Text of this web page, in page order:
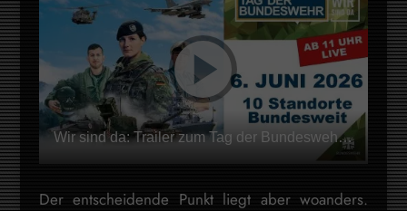
Wir sind da: Trailer zum Tag der Bundeswehr 2026 | Bundeswehr
Der entscheidende Punkt liegt aber woanders.